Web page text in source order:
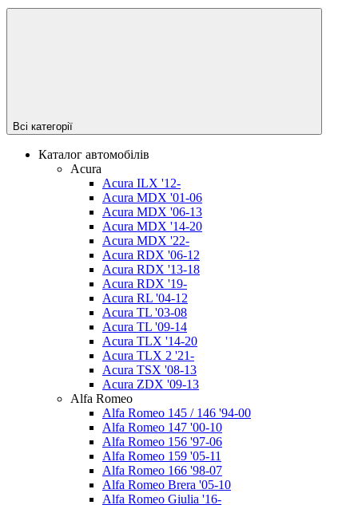
Всі категорії
Каталог автомобілів
Acura
Acura ILX '12-
Acura MDX '01-06
Acura MDX '06-13
Acura MDX '14-20
Acura MDX '22-
Acura RDX '06-12
Acura RDX '13-18
Acura RDX '19-
Acura RL '04-12
Acura TL '03-08
Acura TL '09-14
Acura TLX '14-20
Acura TLX 2 '21-
Acura TSX '08-13
Acura ZDX '09-13
Alfa Romeo
Alfa Romeo 145 / 146 '94-00
Alfa Romeo 147 '00-10
Alfa Romeo 156 '97-06
Alfa Romeo 159 '05-11
Alfa Romeo 166 '98-07
Alfa Romeo Brera '05-10
Alfa Romeo Giulia '16-